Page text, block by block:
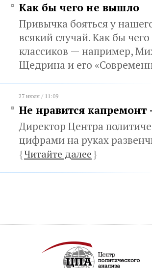
Как бы чего не вышло
Привычка бояться у
всякий случай. Как бы
классиков — например,
Щедрина и его
27 июля / 11:09
Не нравится
Директор Центра
цифрами на руках
{Читайте далее}